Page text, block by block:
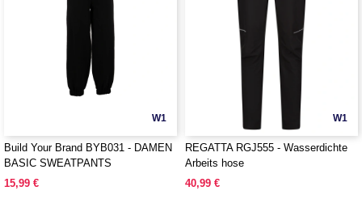
W1
Build Your Brand BYB031 - DAMEN
BASIC SWEATPANTS
15,99 €
W1
REGATTA RGJ555 - Wasserdichte
Arbeits hose
40,99 €